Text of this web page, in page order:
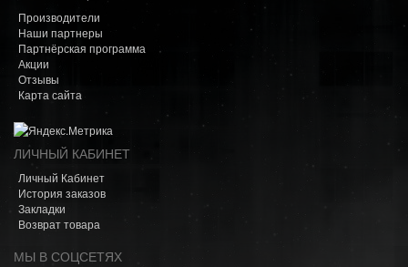
Производители
Наши партнеры
Партнёрская программа
Акции
Отзывы
Карта сайта
ЛИЧНЫЙ КАБИНЕТ
Личный Кабинет
История заказов
Закладки
Возврат товара
МЫ В СОЦСЕТЯХ